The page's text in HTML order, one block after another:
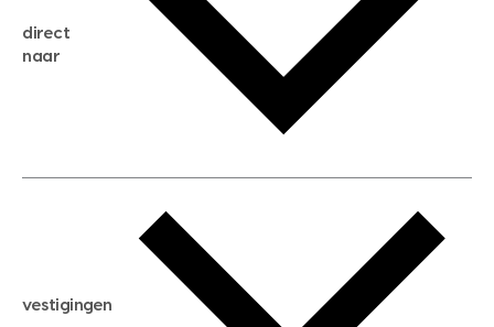
huis verkopen
huis kopen
aankoopadvies
verkoopadvies
hypotheekadvies
direct
naar
hypotheek berekenen
maximale hypotheek berekenen
hypotheek bespaarcheck
vestigingen